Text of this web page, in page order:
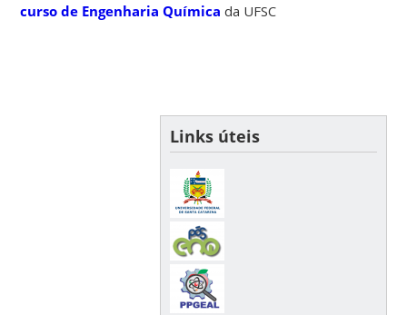
curso de Engenharia Química da UFSC
Links úteis